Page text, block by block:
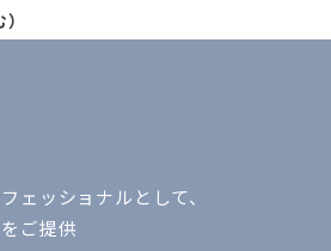
ェッショナルとして、
ご提供